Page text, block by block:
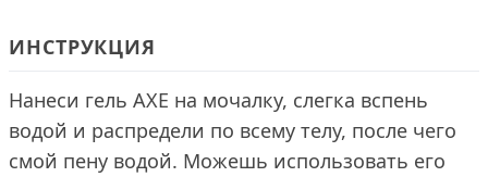
ИНСТРУКЦИЯ
Нанеси гель AXE на мочалку, слегка вспень
водой и распредели по всему телу, после чего
смой пену водой. Можешь использовать его